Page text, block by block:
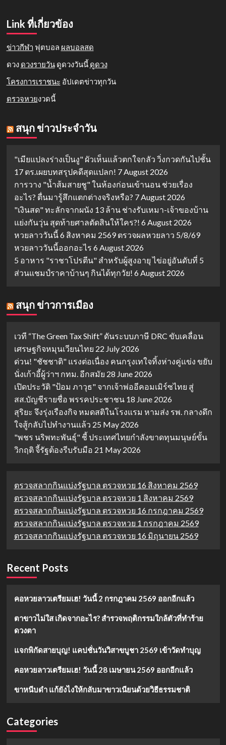
Link ที่เกี่ยวข้อง
ข่าวกีฬา ฟุตบอล ผลบอลสด
ดวง ดวงรายวันดูดวงวันนี้ ดูดวง
โครงการเราชนะ อัปเดตข่าวทุกวัน
ตรวจหวยงวดนี้
สนุก ข่าวประจำวัน
"เมียแปลงร่างเป็นงู" ผัวเห็นแล้วตกใจกลัว วิ่งกวดกันไปชั้น
17 ตร.เผยบทสรุปคดีสุดแปลก! 7 August 2026
การวาง "น้ำส้มสายชู" ในห้องก่อนเข้านอน ช่วยเรื่อง
อะไร? ตื่นมารู้สึกแตกต่างจริงหรือ? 7 August 2026
"เงินสด" ทะลักจากผนัง 13 ล้าน ช่างรับเหมา-เจ้าของบ้าน
แย่งกันวุ่น สุดท้ายศาลตัดสินให้ใคร?! 6 August 2026
หวยลาววันนี้ 6 สิงหาคม 2569 ตรวจผลหวยลาว 5/8/69
หวยลาววันนี้ออกอะไร 6 August 2026
5 อาหาร "ราชาโปรตีน" สำหรับผู้สูงอายุ ไข่อยู่อันดับที่ 5
ส่วนแชมป์ราคาบ้านๆ กินได้ทุกวัย! 6 August 2026
สนุก ข่าวการเมือง
เวที “The Green Tax Shift” ดันระบบภาษี DRC ขับเคลื่อน
เศรษฐกิจหมุนเวียนไทย 22 July 2026
ด่วน! "ชัชชาติ" แรงต่อเนื่อง คนกรุงเทใจทิ้งห่างคู่แข่ง ขยับ
นั่งเก้าอี้ผู้ว่าฯ กทม. อีกสมัย 28 June 2026
เปิดประวัติ "ป้อม ภาวุธ" จากเจ้าพ่ออีคอมเมิร์ซไทย สู่
สส.บัญชีรายชื่อ พรรคประชาชน 18 June 2026
สุริยะ จึงรุ่งเรืองกิจ หมดสติในโรงแรม หามส่ง รพ. กลางดึก
ใจสู้กลับไปทำงานแล้ว 25 May 2026
"พชร นริพทะพันธุ์" ชี้ ประเทศไทยกำลังขาดทุนมนุษย์ขั้น
วิกฤติ จี้รัฐต้องรีบรับมือ 21 May 2026
ตรวจสลากกินแบ่งรัฐบาล ตรวจหวย 16 สิงหาคม 2569
ตรวจสลากกินแบ่งรัฐบาล ตรวจหวย 1 สิงหาคม 2569
ตรวจสลากกินแบ่งรัฐบาล ตรวจหวย 16 กรกฎาคม 2569
ตรวจสลากกินแบ่งรัฐบาล ตรวจหวย 1 กรกฎาคม 2569
ตรวจสลากกินแบ่งรัฐบาล ตรวจหวย 16 มิถุนายน 2569
Recent Posts
คอหวยลาวเตรียมเฮ! วันนี้ 2 กรกฎาคม 2569 ออกอีกแล้ว
ตาขาวไม่ใส เกิดจากอะไร? สำรวจพฤติกรรมใกล้ตัวที่ทำร้าย
ดวงตา
แจกพิกัดสายบุญ! แคปชั่นวันวิสาขบูชา 2569 เข้าวัดทำบุญ
คอหวยลาวเตรียมเฮ! วันนี้ 28 เมษายน 2569 ออกอีกแล้ว
ขาหนีบดำ แก้ยังไงให้กลับมาขาวเนียนด้วยวิธีธรรมชาติ
Categories